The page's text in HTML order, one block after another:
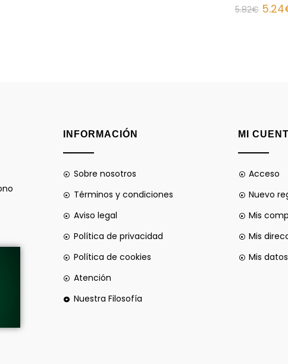
5.82€ 5.24
INFORMACIÓN
Sobre nosotros
Términos y condiciones
Aviso legal
Política de privacidad
Política de cookies
Atención
Nuestra Filosofía
MI
Acceso
Nuevo
Mis
Mis
Mis datos